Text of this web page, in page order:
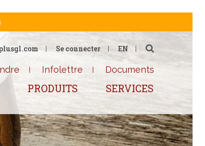
Se connecter EN
Infolettre Documents
PRODUITS SERVICES